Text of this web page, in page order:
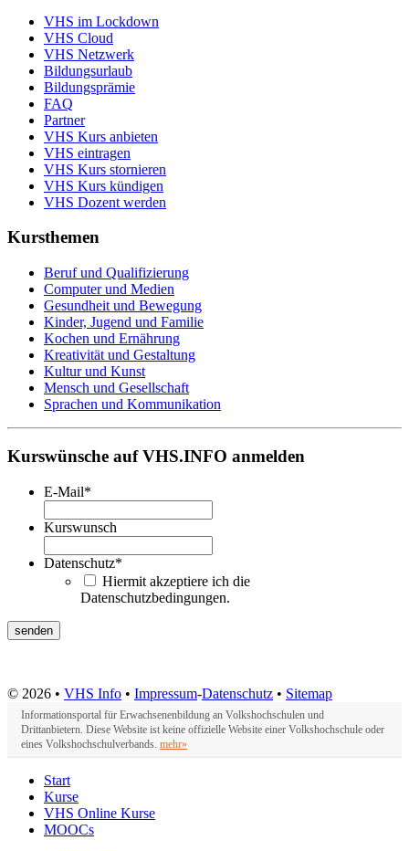
VHS im Lockdown
VHS Cloud
VHS Netzwerk
Bildungsurlaub
Bildungsprämie
FAQ
Partner
VHS Kurs anbieten
VHS eintragen
VHS Kurs stornieren
VHS Kurs kündigen
VHS Dozent werden
Kursthemen
Beruf und Qualifizierung
Computer und Medien
Gesundheit und Bewegung
Kinder, Jugend und Familie
Kochen und Ernährung
Kreativität und Gestaltung
Kultur und Kunst
Mensch und Gesellschaft
Sprachen und Kommunikation
Kurswünsche auf VHS.INFO anmelden
E-Mail*
Kurswunsch
Datenschutz*
Hiermit akzeptiere ich die
Datenschutzbedingungen.
© 2026 • VHS Info • Impressum-Datenschutz • Sitemap
Informationsportal für Erwachsenenbildung an Volkshochschulen und
Drittanbietern. Diese Website ist keine offizielle Website einer Volkshochschule oder
eines Volkshochschulverbands. mehr»
Start
Kurse
VHS Online Kurse
MOOCs